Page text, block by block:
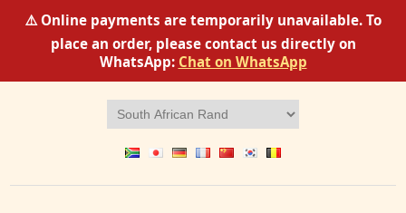
⚠️ Online payments are temporarily unavailable. To
place an order, please contact us directly on
WhatsApp: Chat on WhatsApp